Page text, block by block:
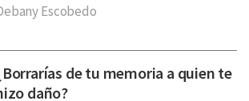
Escobedo
de tu memoria a quien te
daño?